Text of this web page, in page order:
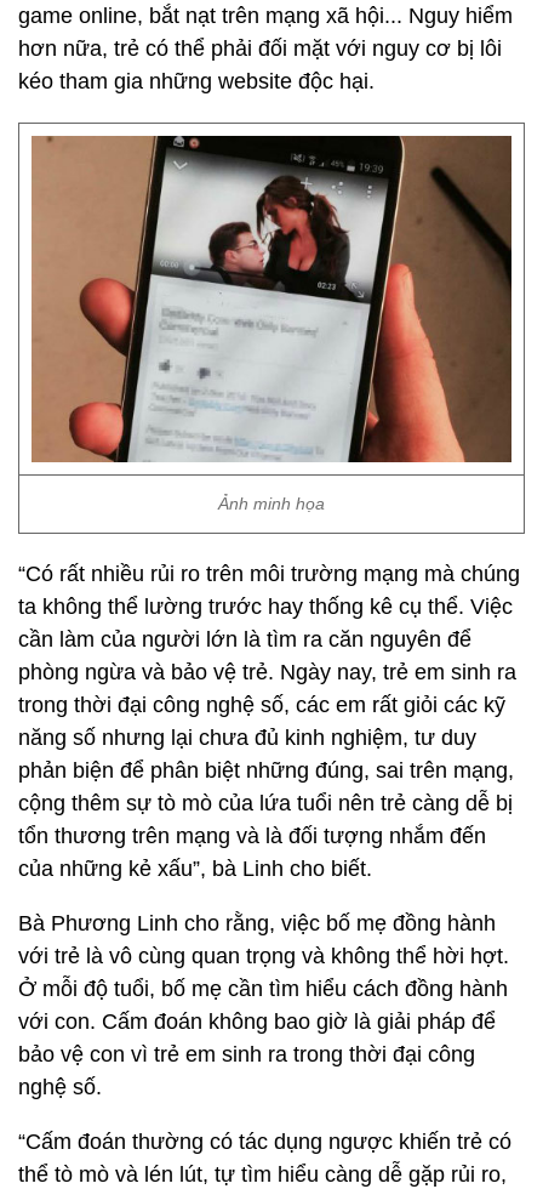
game online, bắt nạt trên mạng xã hội... Nguy hiểm
hơn nữa, trẻ có thể phải đối mặt với nguy cơ bị lôi
kéo tham gia những website độc hại.
Ảnh minh họa
“Có rất nhiều rủi ro trên môi trường mạng mà chúng
ta không thể lường trước hay thống kê cụ thể. Việc
cần làm của người lớn là tìm ra căn nguyên để
phòng ngừa và bảo vệ trẻ. Ngày nay, trẻ em sinh ra
trong thời đại công nghệ số, các em rất giỏi các kỹ
năng số nhưng lại chưa đủ kinh nghiệm, tư duy
phản biện để phân biệt những đúng, sai trên mạng,
cộng thêm sự tò mò của lứa tuổi nên trẻ càng dễ bị
tổn thương trên mạng và là đối tượng nhắm đến
của những kẻ xấu”, bà Linh cho biết.
Bà Phương Linh cho rằng, việc bố mẹ đồng hành
với trẻ là vô cùng quan trọng và không thể hời hợt.
Ở mỗi độ tuổi, bố mẹ cần tìm hiểu cách đồng hành
với con. Cấm đoán không bao giờ là giải pháp để
bảo vệ con vì trẻ em sinh ra trong thời đại công
nghệ số.
“Cấm đoán thường có tác dụng ngược khiến trẻ có
thể tò mò và lén lút, tự tìm hiểu càng dễ gặp rủi ro,